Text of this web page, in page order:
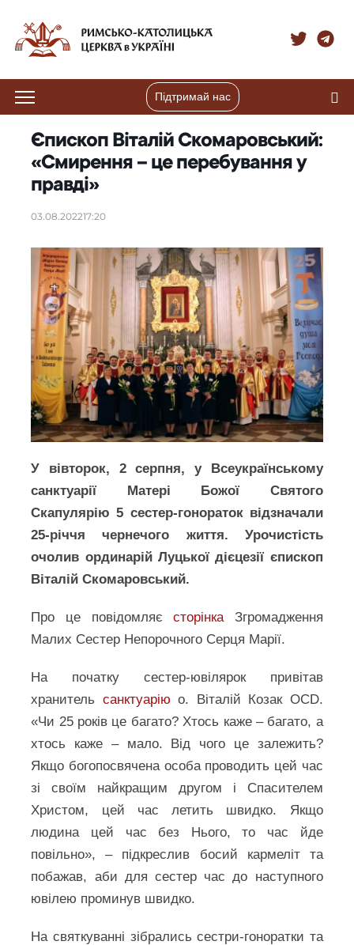
Підтримай нас
Єпископ Віталій Скомаровський:
«Смирення – це перебування у
правді»
03.08.202217:20
У вівторок, 2 серпня, у Всеукраїнському
санктуарії Матері Божої Святого
Скапулярію 5 сестер-гонораток відзначали
25-річчя чернечого життя. Урочистість
очолив ординарій Луцької дієцезії єпископ
Віталій Скомаровський.
Про це повідомляєсторінкаЗгромадження
Малих Сестер Непорочного Серця Марії.
На початку сестер-ювілярок привітав
хранитель санктуарію о. Віталій Козак OCD.
«Чи 25 років це багато? Хтось каже – багато, а
хтось каже – мало. Від чого це залежить?
Якщо богопосвячена особа проводить цей час
зі своїм найкращим другом і Спасителем
Христом, цей час летить швидко. Якщо
людина цей час без Нього, то час йде
повільно», – підкреслив босий кармеліт та
побажав, аби для сестер час до наступного
ювілею проминув швидко.
На святкуванні зібрались сестри-гоноратки та